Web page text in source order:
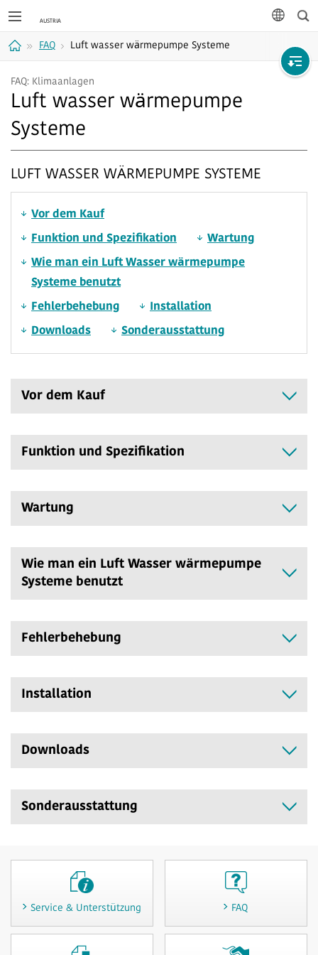
FAQ Luft wasser wärmepumpe Systeme
FAQ: Klimaanlagen
Luft wasser wärmepumpe
Systeme
LUFT WASSER WÄRMEPUMPE SYSTEME
Vor dem Kauf
Funktion und Spezifikation Wartung
Wie man ein Luft Wasser wärmepumpe
Systeme benutzt
Fehlerbehebung Installation
Downloads Sonderausstattung
Vor dem Kauf
Funktion und Spezifikation
Wartung
Wie man ein Luft Wasser wärmepumpe
Systeme benutzt
Fehlerbehebung
Installation
Downloads
Sonderausstattung
Service & Unterstützung FAQ